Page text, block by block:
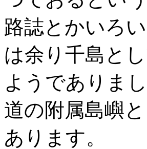
路誌とかいろ
は余り千島と
ようでありま
道の附属島嶼
あります。